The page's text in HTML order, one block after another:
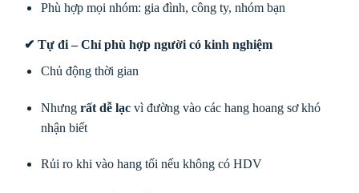
Phù hợp mọi nhóm: gia đình, công ty, nhóm bạn
✔ Tự đi – Chỉ phù hợp người có kinh nghiệm
Chủ động thời gian
Nhưng rất dễ lạcvì đường vào các hang hoang sơ khó
nhận biết
Rủi ro khi vào hang tối nếu không có HDV